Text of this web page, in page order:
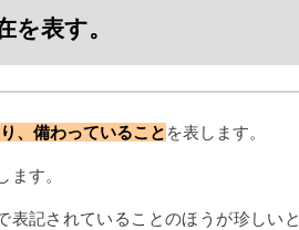
を表す。
、備わっていること を表します。
ます。
表記されていることのほうが珍しいと